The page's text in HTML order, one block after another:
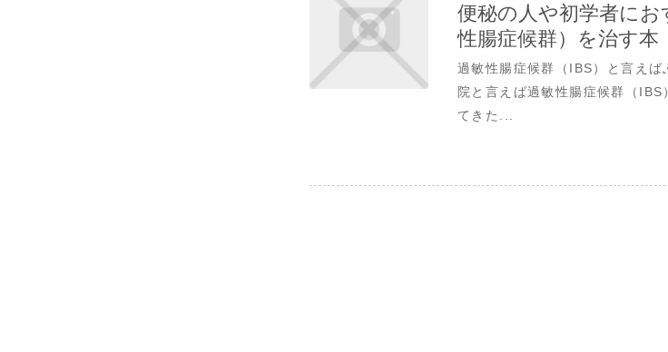
便秘の人や初学者に
性腸症候群）を治す本
過敏性腸症候群（IBS）と言えば
院と言えば過敏性腸症候群（IBS
てきた...